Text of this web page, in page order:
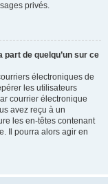
privés.
de quelqu’un sur ce
électroniques de
les utilisateurs
courrier électronique
avez reçu à un
les en-têtes contenant
Il pourra alors agir en